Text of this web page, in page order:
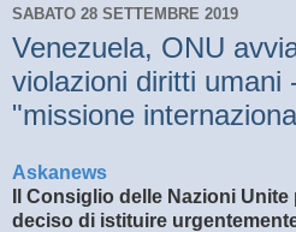
SABATO 28 SETTEMBRE 2019
Venezuela, ONU
violazioni diritti umani
"missione
Askanews
Il Consiglio delle Nazioni
deciso di istituire